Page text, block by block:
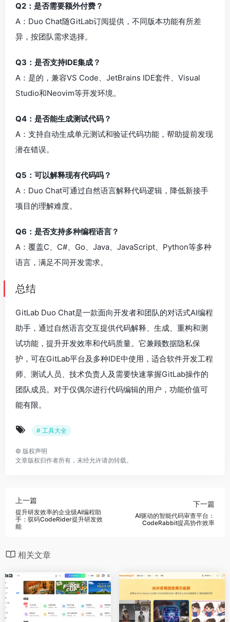
Q2：是否需要额外付费？
A：Duo Chat随GitLab订阅提供，不同版本功能有所差
异，按团队需求选择。
Q3：是否支持IDE集成？
A：是的，兼容VS Code、JetBrains IDE套件、Visual
Studio和Neovim等开发环境。
Q4：是否能生成测试代码？
A：支持自动生成单元测试和验证代码功能，帮助提前发现
潜在错误。
Q5：可以解释现有代码吗？
A：Duo Chat可通过自然语言解释代码逻辑，降低新接手
项目的理解难度。
Q6：是否支持多种编程语言？
A：覆盖C、C#、Go、Java、JavaScript、Python等多种
语言，满足不同开发需求。
总结
GitLab Duo Chat是一款面向开发者和团队的对话式AI编程
助手，通过自然语言交互提供代码解释、生成、重构和测
试功能，提升开发效率和代码质量。它兼顾数据隐私保
护，可在GitLab平台及多种IDE中使用，适合软件开发工程
师、测试人员、技术负责人及需要快速掌握GitLab操作的
团队成员。对于仅偶尔进行代码编辑的用户，功能价值可
能有限。
# 工具大全
© 版权声明
文章版权归作者所有，未经允许请勿转载。
上一篇
提升研发效率的企业级AI编程助
手：驭码CodeRider提升研发效
能
下一篇
AI驱动的智能代码审查平台：
CodeRabbit提高协作效率
相关文章